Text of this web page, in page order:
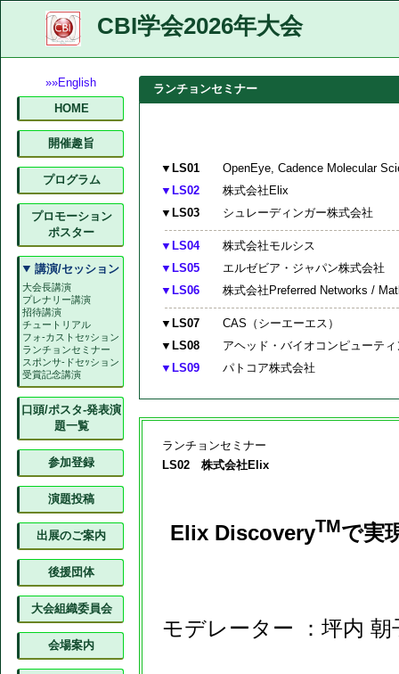
CBI学会2026年大会
»»English
HOME
開催趣旨
プログラム
プロモーション
ポスター
講演/セッション
大会長講演
プレナリー講演
招待講演
チュートリアル
フォ-カストセｯション
ランチョンセミナー
スポンサ-ドセｯション
受賞記念講演
口頭/ポスタ-発表演
題一覧
参加登録
演題投稿
出展のご案内
後援団体
大会組織委員会
会場案内
ランチョンセミナー
▼LS01
OpenEye, Cadence Molecular
▼LS02
株式会社Elix
▼LS03
シュレーディンガー株式会社
▼LS04
株式会社モルシス
▼LS05
エルゼビア・ジャパン株式会社
▼LS06
株式会社Preferred Networks /
▼LS07
CAS（シーエーエス）
▼LS08
アヘッド・バイオコンピューテ
▼LS09
パトコア株式会社
ランチョンセミナー
LS02 株式会社Elix
Elix DiscoveryTMで実
モデレーター ：坪内 朝